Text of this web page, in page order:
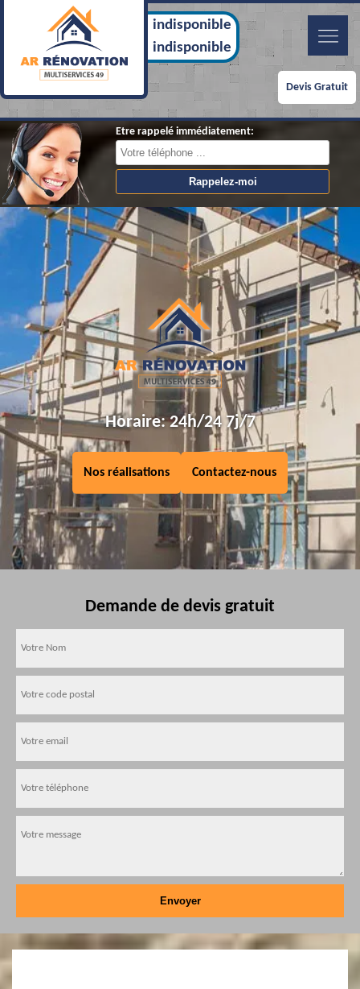
indisponible
indisponible
Devis Gratuit
Etre rappelé immédiatement:
Horaire: 24h/24 7j/7
Nos réalisations Contactez-nous
Demande de devis gratuit